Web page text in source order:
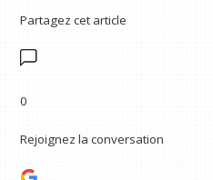
Partagez cet article
0
Rejoignez la conversation